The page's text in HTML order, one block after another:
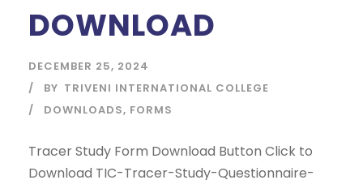
DOWNLOAD
DECEMBER 25, 2024
BY TRIVENI INTERNATIONAL COLLEGE
DOWNLOADS, FORMS
Tracer Study Form Download Button Click to
Download TIC-Tracer-Study-Questionnaire-